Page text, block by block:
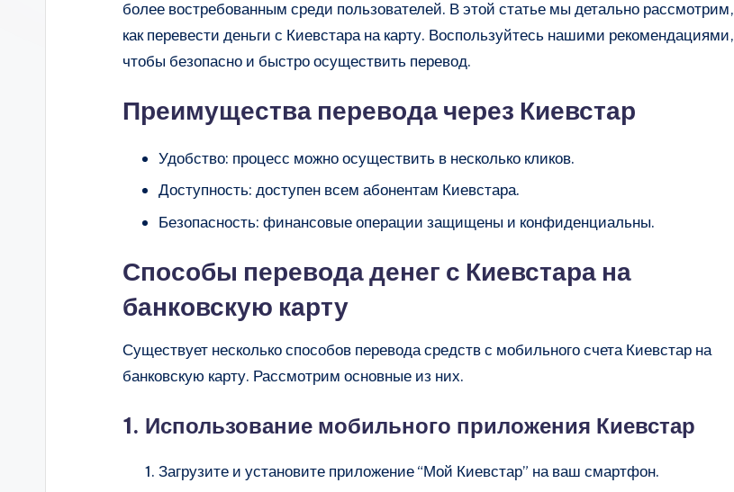
более востребованным среди пользователей. В этой статье мы детально рассмотрим,
как перевести деньги с Киевстара на карту. Воспользуйтесь нашими рекомендациями,
чтобы безопасно и быстро осуществить перевод.
Преимущества перевода через Киевстар
Удобство: процесс можно осуществить в несколько кликов.
Доступность: доступен всем абонентам Киевстара.
Безопасность: финансовые операции защищены и конфиденциальны.
Способы перевода денег с Киевстара на
банковскую карту
Существует несколько способов перевода средств с мобильного счета Киевстар на
банковскую карту. Рассмотрим основные из них.
1. Использование мобильного приложения Киевстар
Загрузите и установите приложение “Мой Киевстар” на ваш смартфон.